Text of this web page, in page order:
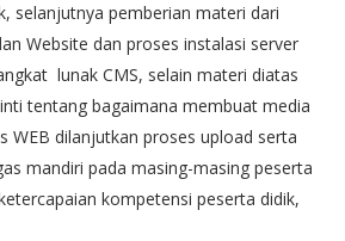
selanjutnya pemberian materi dari
Website dan proses instalasi server
lunak CMS, selain materi diatas
tentang bagaimana membuat media
WEB dilanjutkan proses upload serta
mandiri pada masing-masing peserta
kompetensi peserta didik,